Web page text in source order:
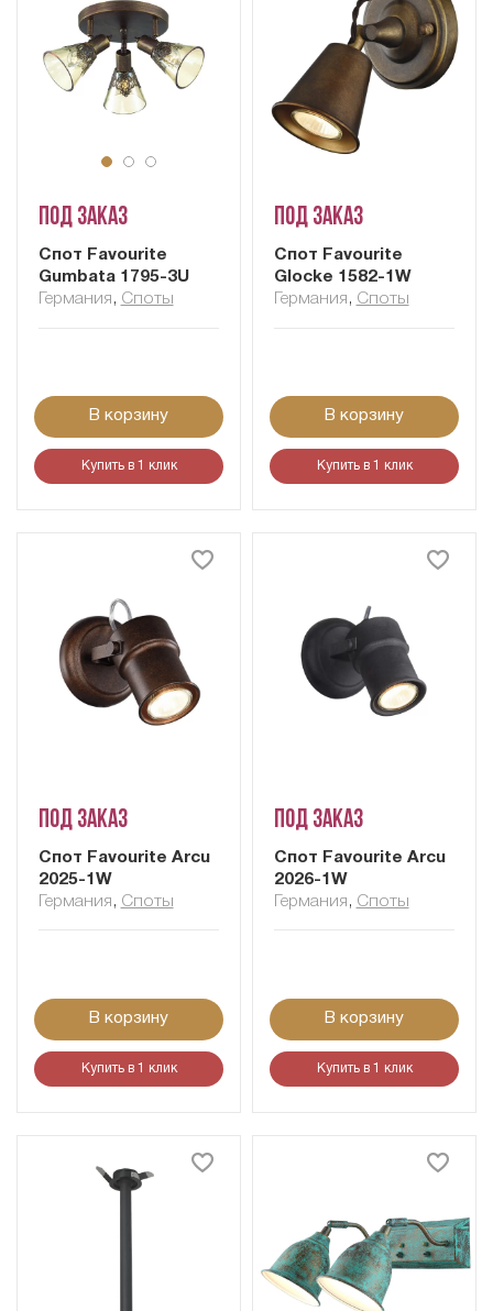
Под заказ
Спот Favourite
Gumbata 1795-3U
Германия , Споты
В корзину
Купить в 1 клик
Под заказ
Спот Favourite
Glocke 1582-1W
Германия , Споты
В корзину
Купить в 1 клик
Под заказ
Спот Favourite Arcu
2025-1W
Германия , Споты
В корзину
Купить в 1 клик
Под заказ
Спот Favourite Arcu
2026-1W
Германия , Споты
В корзину
Купить в 1 клик